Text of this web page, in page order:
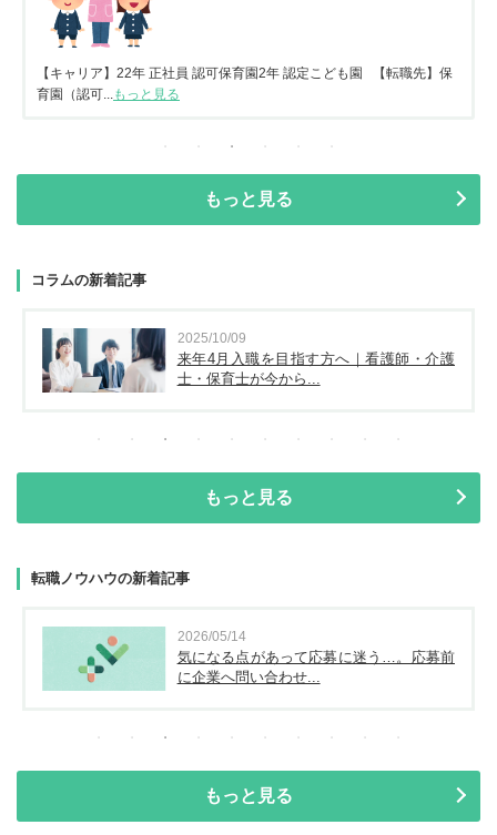
【キャリア】22年 正社員 認可保育園2年 認定こども園 【転職先】保
育園（認可...もっと見る
もっと見る
コラムの新着記事
2025/10/09
来年4月入職を目指す方へ｜看護師・介護
士・保育士が今から...
もっと見る
転職ノウハウの新着記事
2026/05/14
気になる点があって応募に迷う…。応募前
に企業へ問い合わせ...
もっと見る